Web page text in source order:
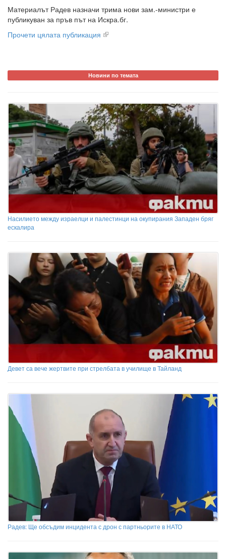
Материалът Радев назначи трима нови зам.-министри е
публикуван за пръв път на Искра.бг.
Прочети цялата публикация
Новини по темата
Насилието между израелци и палестинци на окупирания Западен бряг
ескалира
Девет са вече жертвите при стрелбата в училище в Тайланд
Радев: Ще обсъдим инцидента с дрон с партньорите в НАТО